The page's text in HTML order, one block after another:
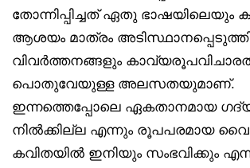
തോന്നിപ്പിച്ചത് ഏതു ഭാഷയിലെയും
ആശയം മാത്രം
വിവർത്തനങ്ങളും
പൊതുവേയുള്ള അലസതയുമാണ്.
ഇന്നത്തെപ്പോലെ ഏകതാനമായ
നിൽക്കില്ല എന്നും രൂപപരമായ
കവിതയിൽ ഇനിയും സംഭവിക്കും